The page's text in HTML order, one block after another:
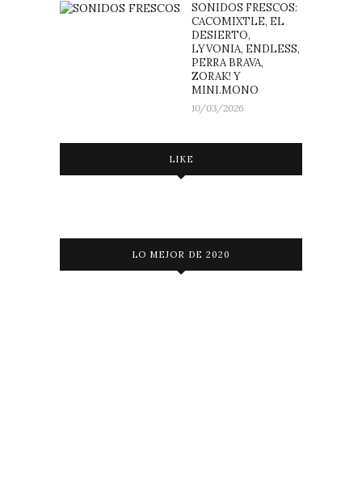
SONIDOS FRESCOS:
CACOMIXTLE, EL
DESIERTO,
LYVONIA, ENDLESS,
PERRA BRAVA,
ZORAK! Y
MINI.MONO
10/03/2026
LIKE
LO MEJOR DE 2020